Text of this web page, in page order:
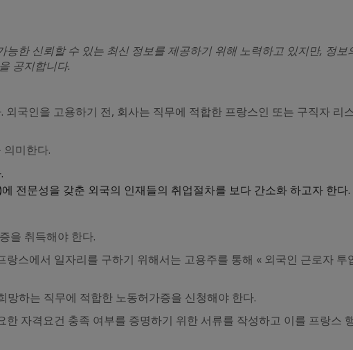
한 신뢰할 수 있는 최신 정보를 제공하기 위해 노력하고 있지만, 정보
공지합니다.
국인을 고용하기 전, 회사는 직무에 적합한 프랑스인 또는 구직자 리
미한다.
전문성을 갖춘 외국의 인재들의 취업절차를 보다 간소화 하고자 한다.
을 취득해야 한다.
스에서 일자리를 구하기 위해서는 고용주를 통해 « 외국인 근로자 투
하는 직무에 적합한 노동허가증을 신청해야 한다.
자격요건 충족 여부를 증명하기 위한 서류를 작성하고 이를 프랑스